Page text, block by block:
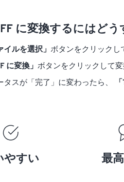
に変換するにはど
イルを選択」 ボタンをクリックし
に変換」 ボタンをクリックして変
タスが「完了」に変わったら、
やすい 最